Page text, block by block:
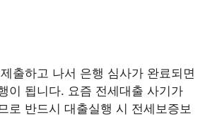
출하고 나서 은행 심사가 완료되면
이 됩니다. 요즘 전세대출 사기가
로 반드시 대출실행 시 전세보증보